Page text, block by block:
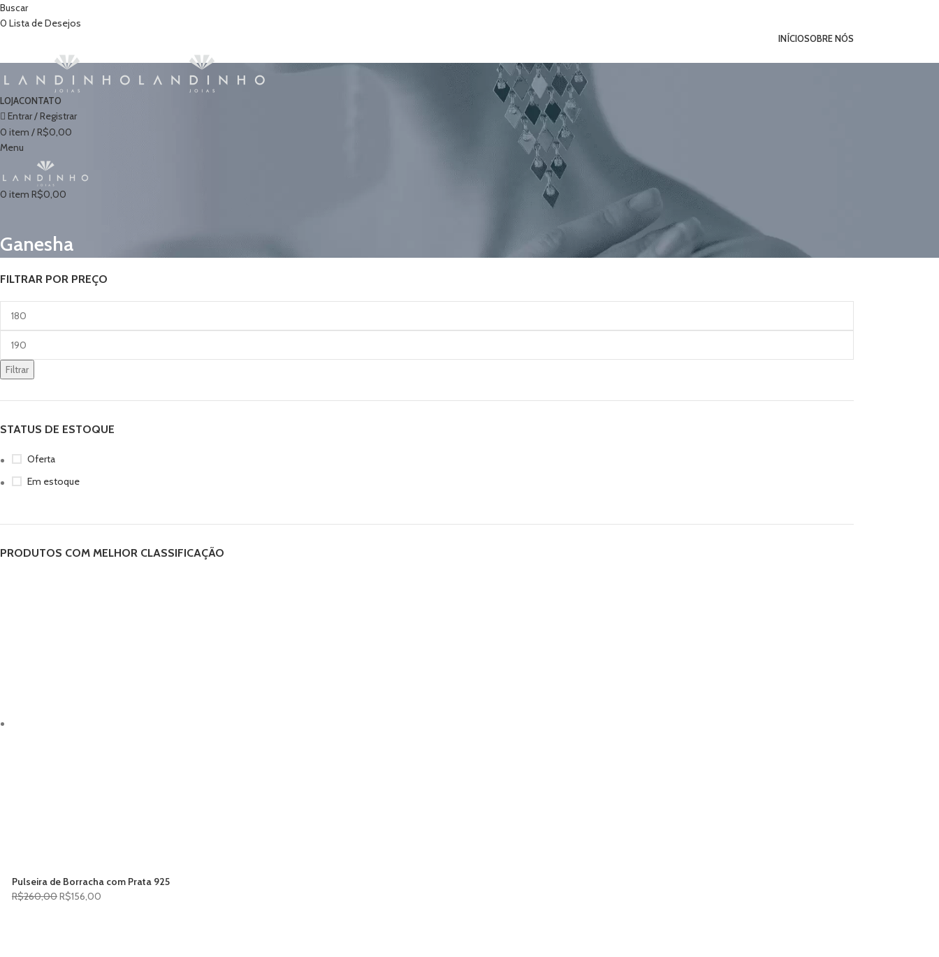
Buscar
0 Lista de Desejos
INÍCIOSOBRE NÓS
LOJACONTATO
Entrar / Registrar
0 item /R$0,00
Menu
0 item R$0,00
Ganesha
FILTRAR POR PREÇO
Filtrar
STATUS DE ESTOQUE
Oferta
Em estoque
PRODUTOS COM MELHOR CLASSIFICAÇÃO
Pulseira de Borracha com Prata 925
R$260,00R$156,00